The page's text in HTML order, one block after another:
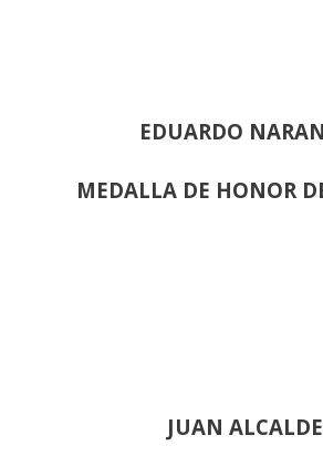
EDUARDO
MEDALLA DE HONOR
JUAN